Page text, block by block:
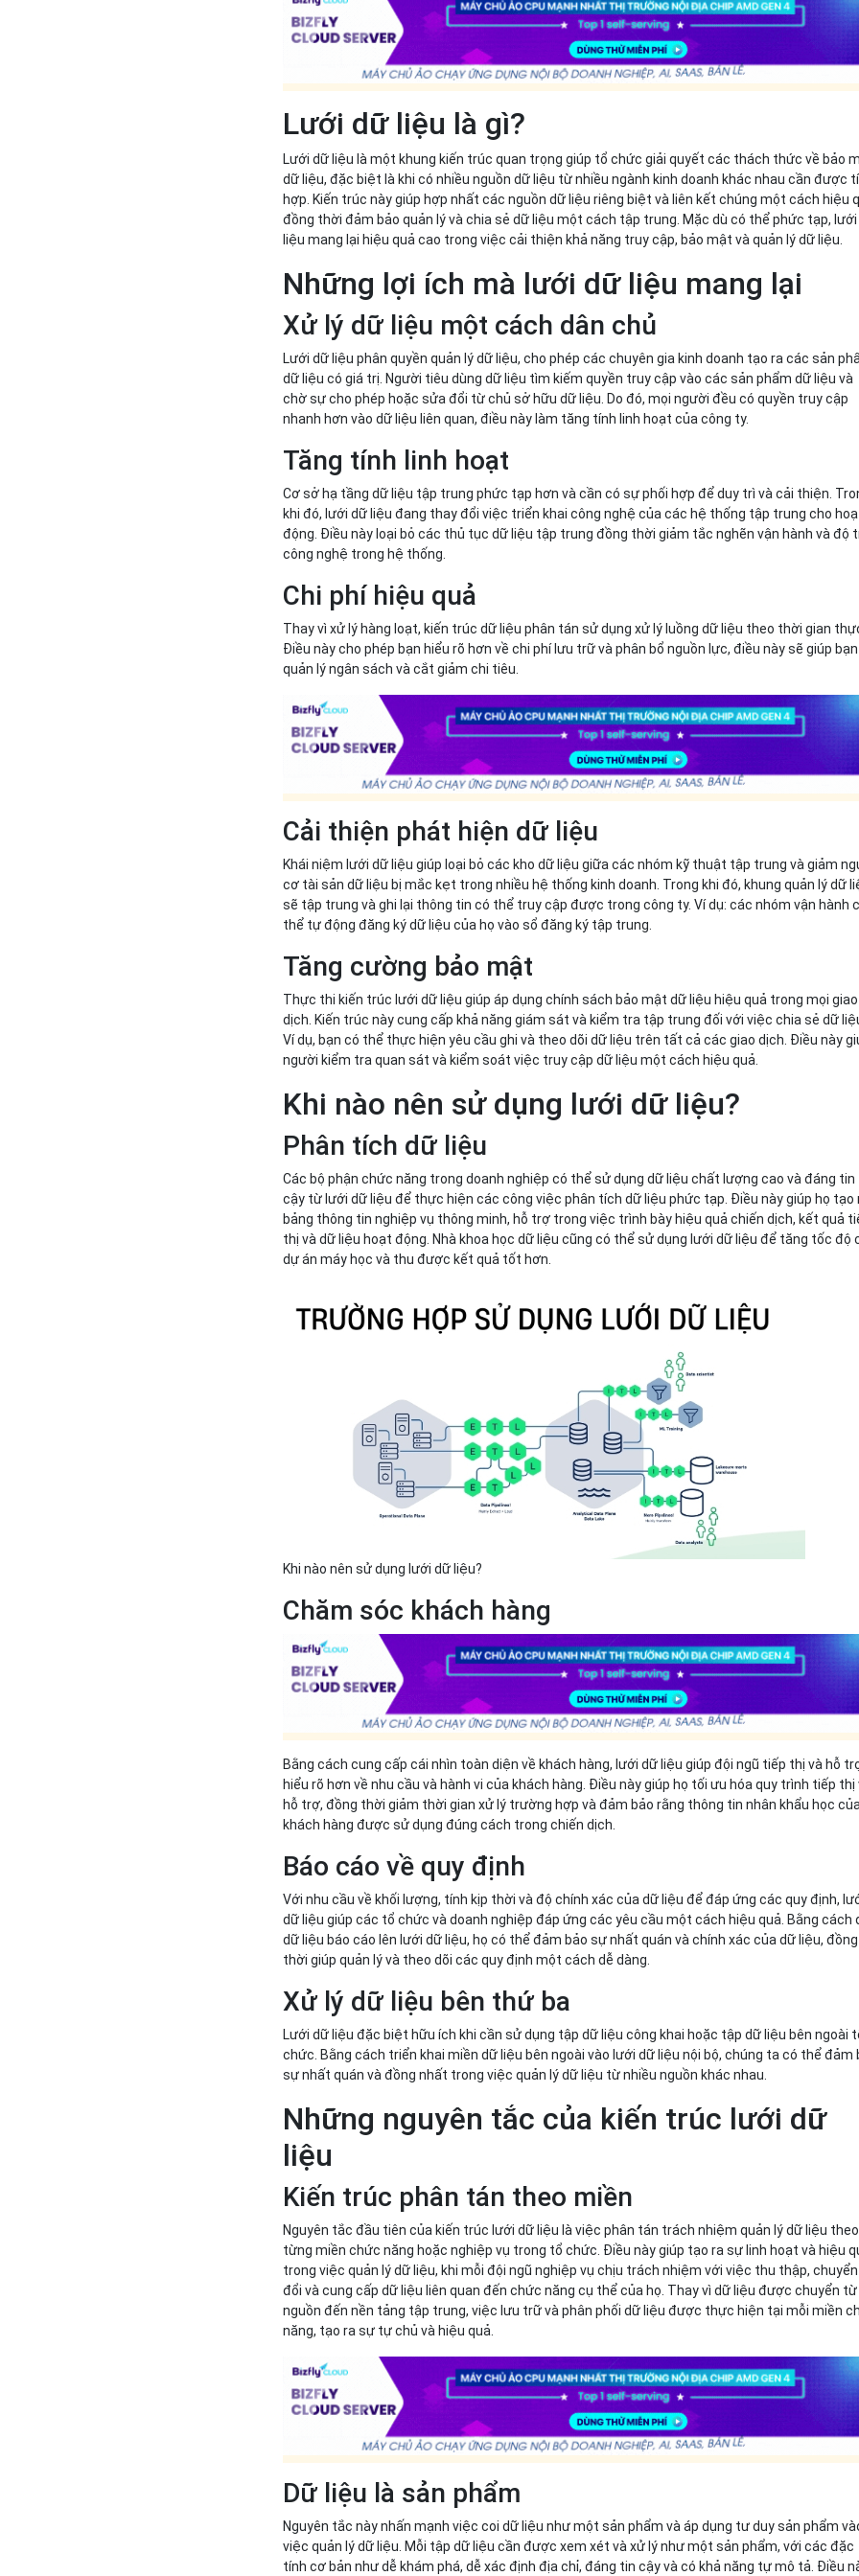
Lưới dữ liệu là gì?
Lưới dữ liệu là một khung kiến trúc quan trọng giúp tổ chức giải quyết các thách thức về bảo
dữ liệu, đặc biệt là khi có nhiều nguồn dữ liệu từ nhiều ngành kinh doanh khác nhau cần được
hợp. Kiến trúc này giúp hợp nhất các nguồn dữ liệu riêng biệt và liên kết chúng một cách hiệu
đồng thời đảm bảo quản lý và chia sẻ dữ liệu một cách tập trung. Mặc dù có thể phức tạp,
liệu mang lại hiệu quả cao trong việc cải thiện khả năng truy cập, bảo mật và quản lý dữ liệu.
Những lợi ích mà lưới dữ liệu mang lại
Xử lý dữ liệu một cách dân chủ
Lưới dữ liệu phân quyền quản lý dữ liệu, cho phép các chuyên gia kinh doanh tạo ra các sản
dữ liệu có giá trị. Người tiêu dùng dữ liệu tìm kiếm quyền truy cập vào các sản phẩm dữ liệu và
chờ sự cho phép hoặc sửa đổi từ chủ sở hữu dữ liệu. Do đó, mọi người đều có quyền truy cập
nhanh hơn vào dữ liệu liên quan, điều này làm tăng tính linh hoạt của công ty.
Tăng tính linh hoạt
Cơ sở hạ tầng dữ liệu tập trung phức tạp hơn và cần có sự phối hợp để duy trì và cải thiện.
khi đó, lưới dữ liệu đang thay đổi việc triển khai công nghệ của các hệ thống tập trung cho
động. Điều này loại bỏ các thủ tục dữ liệu tập trung đồng thời giảm tắc nghẽn vận hành và độ
công nghệ trong hệ thống.
Chi phí hiệu quả
Thay vì xử lý hàng loạt, kiến trúc dữ liệu phân tán sử dụng xử lý luồng dữ liệu theo thời gian
Điều này cho phép bạn hiểu rõ hơn về chi phí lưu trữ và phân bổ nguồn lực, điều này sẽ giúp bạn
quản lý ngân sách và cắt giảm chi tiêu.
Cải thiện phát hiện dữ liệu
Khái niệm lưới dữ liệu giúp loại bỏ các kho dữ liệu giữa các nhóm kỹ thuật tập trung và giảm
cơ tài sản dữ liệu bị mắc kẹt trong nhiều hệ thống kinh doanh. Trong khi đó, khung quản lý dữ
sẽ tập trung và ghi lại thông tin có thể truy cập được trong công ty. Ví dụ: các nhóm vận hành
thể tự động đăng ký dữ liệu của họ vào sổ đăng ký tập trung.
Tăng cường bảo mật
Thực thi kiến trúc lưới dữ liệu giúp áp dụng chính sách bảo mật dữ liệu hiệu quả trong mọi giao
dịch. Kiến trúc này cung cấp khả năng giám sát và kiểm tra tập trung đối với việc chia sẻ dữ
Ví dụ, bạn có thể thực hiện yêu cầu ghi và theo dõi dữ liệu trên tất cả các giao dịch. Điều này
người kiểm tra quan sát và kiểm soát việc truy cập dữ liệu một cách hiệu quả.
Khi nào nên sử dụng lưới dữ liệu?
Phân tích dữ liệu
Các bộ phận chức năng trong doanh nghiệp có thể sử dụng dữ liệu chất lượng cao và đáng tin
cậy từ lưới dữ liệu để thực hiện các công việc phân tích dữ liệu phức tạp. Điều này giúp họ tạo
bảng thông tin nghiệp vụ thông minh, hỗ trợ trong việc trình bày hiệu quả chiến dịch, kết quả
thị và dữ liệu hoạt động. Nhà khoa học dữ liệu cũng có thể sử dụng lưới dữ liệu để tăng tốc độ
dự án máy học và thu được kết quả tốt hơn.
Khi nào nên sử dụng lưới dữ liệu?
Chăm sóc khách hàng
Bằng cách cung cấp cái nhìn toàn diện về khách hàng, lưới dữ liệu giúp đội ngũ tiếp thị và hỗ
hiểu rõ hơn về nhu cầu và hành vi của khách hàng. Điều này giúp họ tối ưu hóa quy trình tiếp thị
hỗ trợ, đồng thời giảm thời gian xử lý trường hợp và đảm bảo rằng thông tin nhân khẩu học của
khách hàng được sử dụng đúng cách trong chiến dịch.
Báo cáo về quy định
Với nhu cầu về khối lượng, tính kịp thời và độ chính xác của dữ liệu để đáp ứng các quy định,
dữ liệu giúp các tổ chức và doanh nghiệp đáp ứng các yêu cầu một cách hiệu quả. Bằng cách
dữ liệu báo cáo lên lưới dữ liệu, họ có thể đảm bảo sự nhất quán và chính xác của dữ liệu, đồng
thời giúp quản lý và theo dõi các quy định một cách dễ dàng.
Xử lý dữ liệu bên thứ ba
Lưới dữ liệu đặc biệt hữu ích khi cần sử dụng tập dữ liệu công khai hoặc tập dữ liệu bên ngoài
chức. Bằng cách triển khai miền dữ liệu bên ngoài vào lưới dữ liệu nội bộ, chúng ta có thể đảm
sự nhất quán và đồng nhất trong việc quản lý dữ liệu từ nhiều nguồn khác nhau.
Những nguyên tắc của kiến trúc lưới dữ
liệu
Kiến trúc phân tán theo miền
Nguyên tắc đầu tiên của kiến trúc lưới dữ liệu là việc phân tán trách nhiệm quản lý dữ liệu theo
từng miền chức năng hoặc nghiệp vụ trong tổ chức. Điều này giúp tạo ra sự linh hoạt và hiệu
trong việc quản lý dữ liệu, khi mỗi đội ngũ nghiệp vụ chịu trách nhiệm với việc thu thập, chuyển
đổi và cung cấp dữ liệu liên quan đến chức năng cụ thể của họ. Thay vì dữ liệu được chuyển từ
nguồn đến nền tảng tập trung, việc lưu trữ và phân phối dữ liệu được thực hiện tại mỗi miền
năng, tạo ra sự tự chủ và hiệu quả.
Dữ liệu là sản phẩm
Nguyên tắc này nhấn mạnh việc coi dữ liệu như một sản phẩm và áp dụng tư duy sản phẩm
việc quản lý dữ liệu. Mỗi tập dữ liệu cần được xem xét và xử lý như một sản phẩm, với các đặc
tính cơ bản như dễ khám phá, dễ xác định địa chỉ, đáng tin cậy và có khả năng tự mô tả. Điều